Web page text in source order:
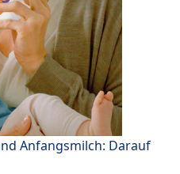
Anfangsmilch: Darauf